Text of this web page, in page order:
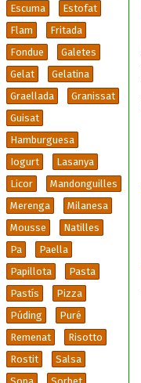
Escuma
Estofat
Flam
Fritada
Fondue
Galetes
Gelat
Gelatina
Graellada
Granissat
Guisat
Hamburguesa
Iogurt
Lasanya
Licor
Mandonguilles
Merenga
Milanesa
Mousse
Natilles
Pa
Paella
Papillota
Pasta
Pastís
Pizza
Púding
Puré
Remenat
Risotto
Rostit
Salsa